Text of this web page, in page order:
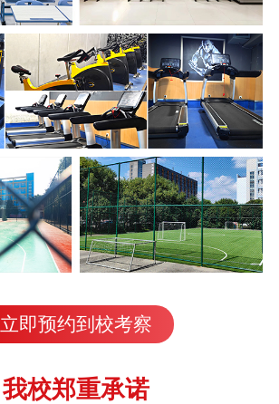
立即预约到校考察
我校郑重承诺